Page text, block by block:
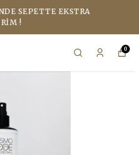
SEPETTE EKSTRA
!
0